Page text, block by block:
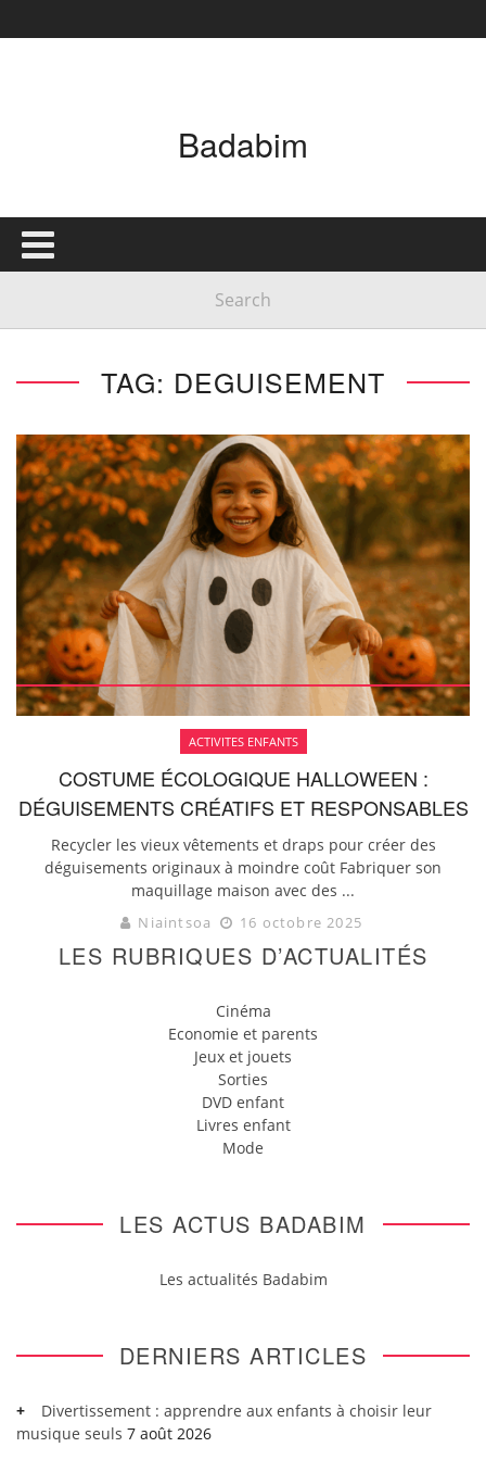
Badabim
TAG: DEGUISEMENT
ACTIVITES ENFANTS
COSTUME ÉCOLOGIQUE HALLOWEEN :
DÉGUISEMENTS CRÉATIFS ET RESPONSABLES
Recycler les vieux vêtements et draps pour créer des
déguisements originaux à moindre coût Fabriquer son
maquillage maison avec des ...
Niaintsoa 16 octobre 2025
LES RUBRIQUES D’ACTUALITÉS
Cinéma
Economie et parents
Jeux et jouets
Sorties
DVD enfant
Livres enfant
Mode
LES ACTUS BADABIM
Les actualités Badabim
DERNIERS ARTICLES
Divertissement : apprendre aux enfants à choisir leur
musique seuls 7 août 2026